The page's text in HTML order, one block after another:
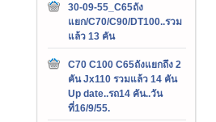
30-09-55_C65ถัง
แยก/C70/C90/DT100..รวม
แล้ว 13 คัน
C70 C100 C65ถังแยกถึง 2
คัน Jx110 รวมแล้ว 14 คัน
Up date..รถ14 คัน..วัน
ที่16/9/55.